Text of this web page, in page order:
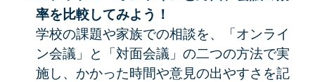
率を比較してみよう！
学校の課題や家族での相談を、
「オンライ
ン会議」と「対面会議」の二つの方法で実
施し、かかった時間や意見の出やすさを記